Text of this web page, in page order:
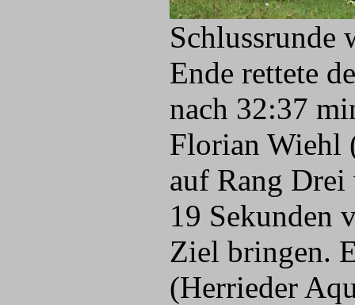
Schlussrunde
Ende rettete
nach 32:37
Florian Wiehl
auf Rang
19 Sekunden
Ziel bringen.
(Herrieder